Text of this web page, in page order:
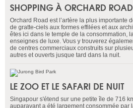
SHOPPING À ORCHARD ROAD
Orchard Road est l’artère la plus importante
de gratte-ciels aux formes effilées et aux
êtes ici dans le temple de la consommation,
enseignes de luxe. Vous y trouverez
de centres commerciaux construits sur
autres et ouverts jusque tard dans la nuit.
LE ZOO ET LE SAFARI DE NUIT
Singapour s'étend sur une petite île de 716
auparavant a été largement consommée par